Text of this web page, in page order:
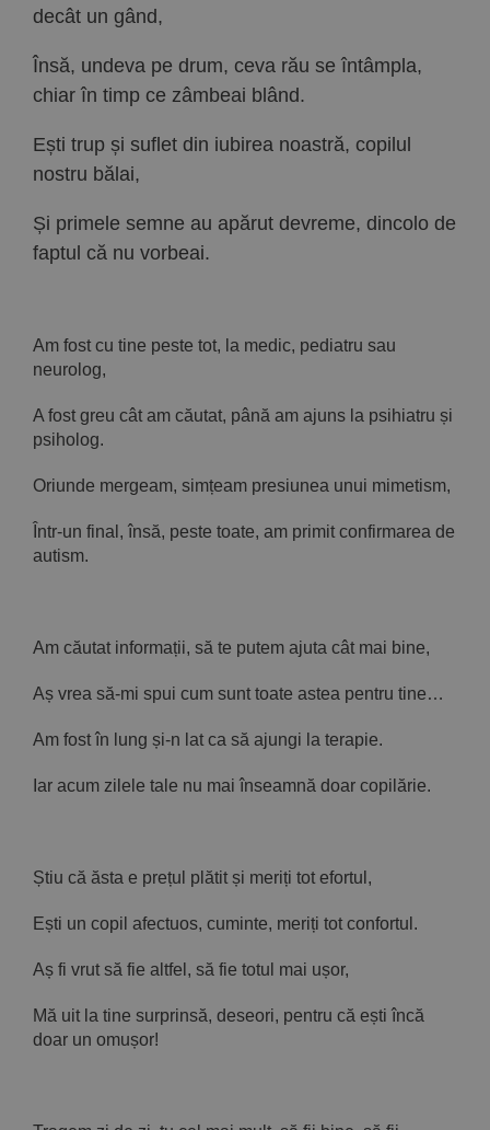
decât un gând,
Însă, undeva pe drum, ceva rău se întâmpla,
chiar în timp ce zâmbeai blând.
Ești trup și suflet din iubirea noastră, copilul
nostru bălai,
Și primele semne au apărut devreme, dincolo de
faptul că nu vorbeai.
Am fost cu tine peste tot, la medic, pediatru sau
neurolog,
A fost greu cât am căutat, până am ajuns la psihiatru și
psiholog.
Oriunde mergeam, simțeam presiunea unui mimetism,
Într-un final, însă, peste toate, am primit confirmarea de
autism.
Am căutat informații, să te putem ajuta cât mai bine,
Aș vrea să-mi spui cum sunt toate astea pentru tine…
Am fost în lung și-n lat ca să ajungi la terapie.
Iar acum zilele tale nu mai înseamnă doar copilărie.
Știu că ăsta e prețul plătit și meriți tot efortul,
Ești un copil afectuos, cuminte, meriți tot confortul.
Aș fi vrut să fie altfel, să fie totul mai ușor,
Mă uit la tine surprinsă, deseori, pentru că ești încă
doar un omușor!